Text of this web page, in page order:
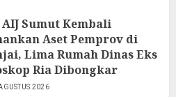
AIJ Sumut Kembali
Aset Pemprov di
Lima Rumah Dinas Eks
Ria Dibongkar
2026